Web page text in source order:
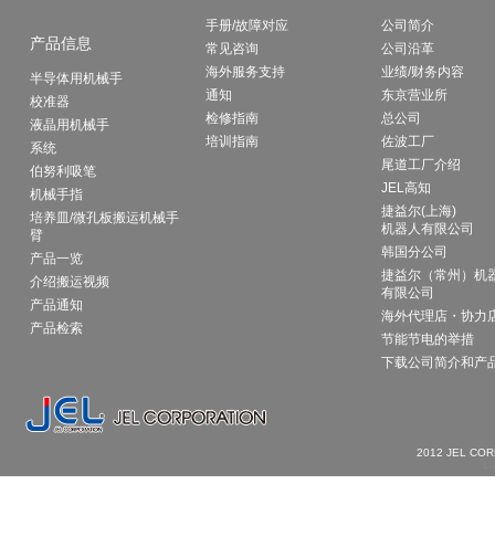
产品信息
半导体用机械手
校准器
液晶用机械手
系统
伯努利吸笔
机械手指
培养皿/微孔板搬运机械手
臂
产品一览
介绍搬运视频
产品通知
产品检索
手册/故障对应
常见咨询
海外服务支持
通知
检修指南
培训指南
公司简介
公司沿革
业绩/财务内容
东京营业所
总公司
佐波工厂
尾道工厂介绍
JEL高知
捷益尔(上海)
机器人有限公司
韩国分公司
捷益尔（常州）机
有限公司
海外代理店・协力
节能节电的举措
下载公司简介和产
2012 JEL